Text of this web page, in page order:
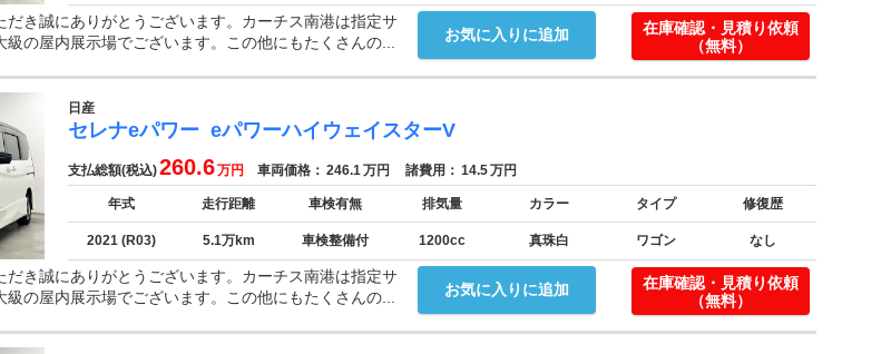
お気に入りに追加
だき誠にありがとうございます。カーチス南港は指定サ
の屋内展示場でございます。この他にもたくさんの...
在庫確認・見積り依頼
（無料）
日産
セレナeパワー eパワーハイウェイスターV
支払総額(税込)260.6万円 車両価格： 246.1万円 諸費用： 14.5万円
年式 走行距離 車検有無 排気量 カラー タイプ 修復歴
2021 (R03) 5.1万km 車検整備付 1200cc 真珠白 ワゴン なし
お気に入りに追加
だき誠にありがとうございます。カーチス南港は指定サ
の屋内展示場でございます。この他にもたくさんの...
在庫確認・見積り依頼
（無料）